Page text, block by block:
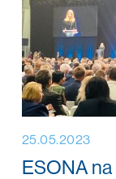
25.05.2023
ESONA